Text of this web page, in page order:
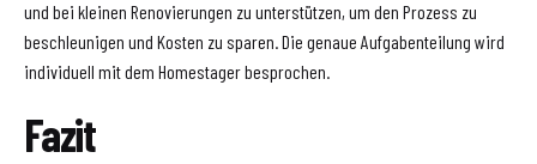
und bei kleinen Renovierungen zu unterstützen, um den Prozess zu
beschleunigen und Kosten zu sparen. Die genaue Aufgabenteilung wird
individuell mit dem Homestager besprochen.
Fazit